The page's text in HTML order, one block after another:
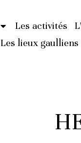
Les activités
Les lieux gaulliens